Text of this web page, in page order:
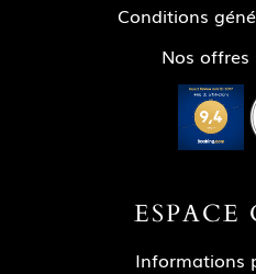
Conditions
Nos offres
Informations